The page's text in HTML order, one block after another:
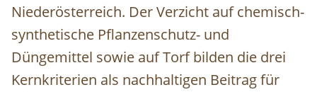
Niederösterreich. Der Verzicht auf chemisch-
synthetische Pflanzenschutz- und
Düngemittel sowie auf Torf bilden die drei
Kernkriterien als nachhaltigen Beitrag für